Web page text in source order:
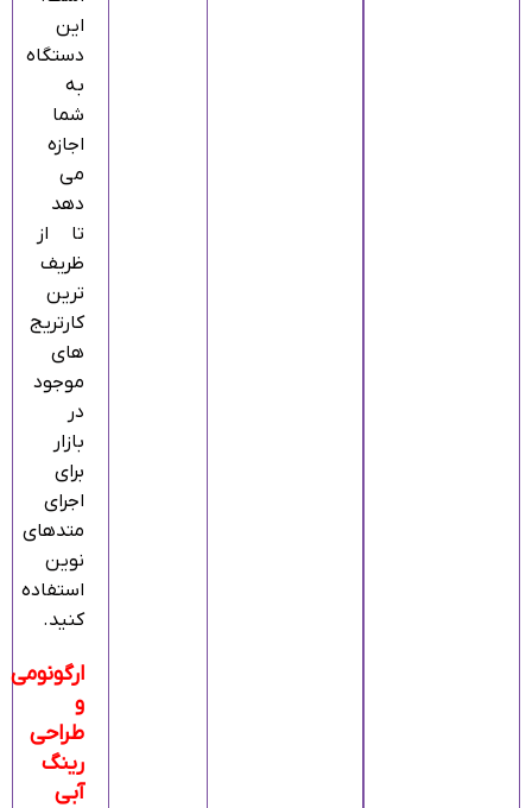
این
دستگاه
به
شما
اجازه
می‌
دهد
تا از
ظریف‌
ترین
کارتریج‌
های
موجود
در
بازار
برای
اجرای
متدهای
نوین
استفاده
کنید.
ارگونومی
و
طراحی
رینگ
آبی